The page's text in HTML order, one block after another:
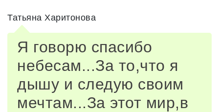
Татьяна Харитонова
Я говорю спасибо
небесам...За то,что я
дышу и следую своим
мечтам...За этот мир,в